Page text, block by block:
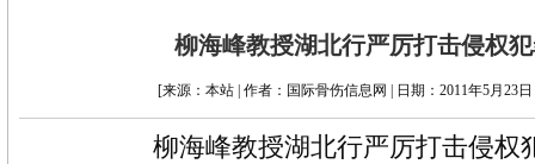
柳海峰教授湖北行严厉打击侵权
[来源：本站 | 作者：国际骨伤信息网 | 日期：2011年5月23日
柳海峰教授湖北行严厉打击侵权